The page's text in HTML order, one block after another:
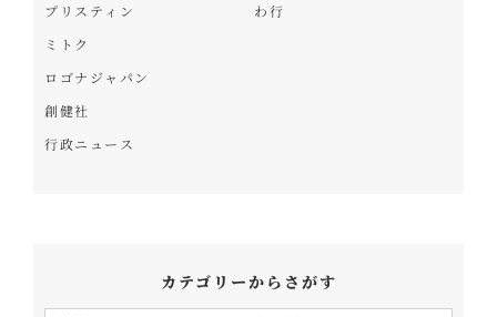
プリスティン
ミトク
ロゴナジャパン
創健社
行政ニュース
わ行
カテゴリーからさがす